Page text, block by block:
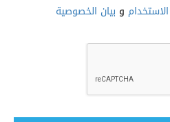
و بيان الخصوصية